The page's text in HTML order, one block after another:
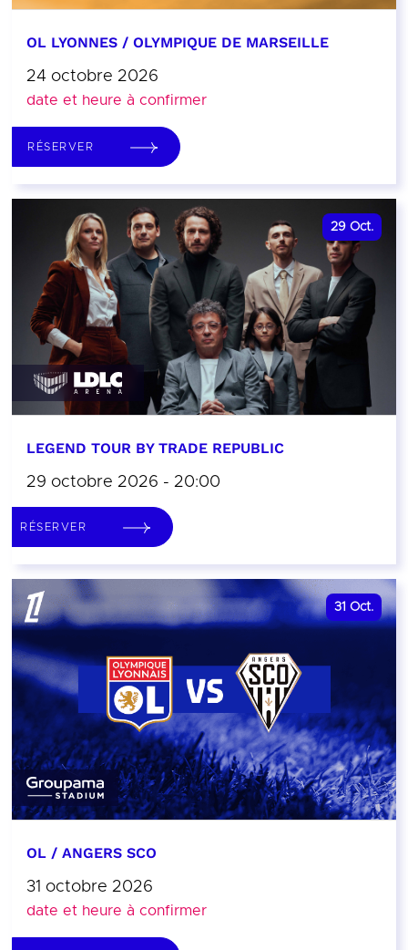
OL LYONNES / OLYMPIQUE DE MARSEILLE
24 octobre 2026
date et heure à confirmer
RÉSERVER
29 Oct.
LEGEND TOUR BY TRADE REPUBLIC
29 octobre 2026 - 20:00
RÉSERVER
31 Oct.
OL / ANGERS SCO
31 octobre 2026
date et heure à confirmer